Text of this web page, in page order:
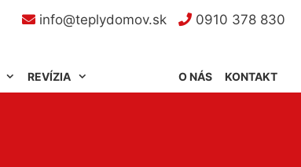
info@teplydomov.sk 0910 378 830
REVÍZIA KONTAKT
O NÁS